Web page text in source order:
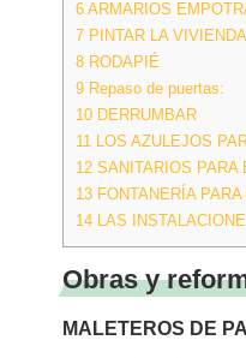
6 ARMARIOS
7 PINTAR LA VIVIENDA
8 RODAPIÉ
9 Repaso de puertas:
10 DERRUMBAR
11 LOS AZULEJOS
12 SANITARIOS PARA
13 FONTANERÍA
14 LAS
Obras y
MALETEROS DE